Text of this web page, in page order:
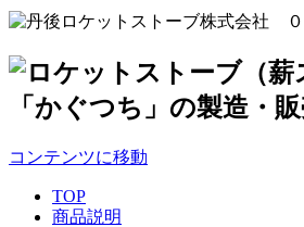
コンテンツに移動
TOP
商品説明